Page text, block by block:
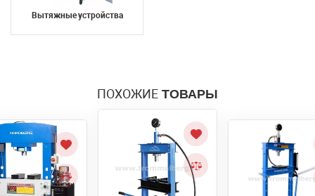
Вытяжные устройства
ПОХОЖИЕ ТОВАРЫ